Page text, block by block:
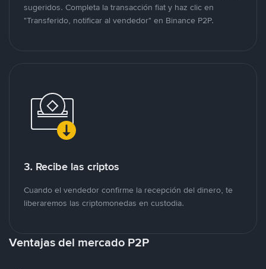
sugeridos. Completa la transacción fiat y haz clic en
"Transferido, notificar al vendedor" en Binance P2P.
3. Recibe las criptos
Cuando el vendedor confirme la recepción del dinero, te
liberaremos las criptomonedas en custodia.
Ventajas del mercado P2P